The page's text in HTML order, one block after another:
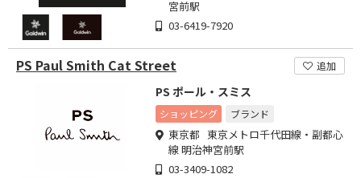
宮前駅
03-6419-7920
PS Paul Smith Cat Street 追加
PS ポール・スミス
ショッピング ブランド
東京都 東京メトロ千代田線・副都心
線 明治神宮前駅
03-3409-1082